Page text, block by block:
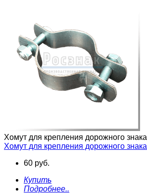
Хомут для крепления дорожного знака
Хомут для крепления дорожного знака
60 руб.
Купить
Подробнее..